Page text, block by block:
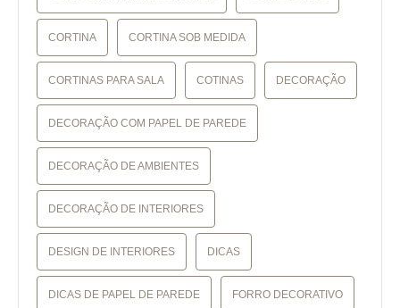
CORTINA CORTINA SOB MEDIDA
CORTINAS PARA SALA COTINAS DECORAÇÃO
DECORAÇÃO COM PAPEL DE PAREDE
DECORAÇÃO DE AMBIENTES
DECORAÇÃO DE INTERIORES
DESIGN DE INTERIORES DICAS
DICAS DE PAPEL DE PAREDE FORRO DECORATIVO